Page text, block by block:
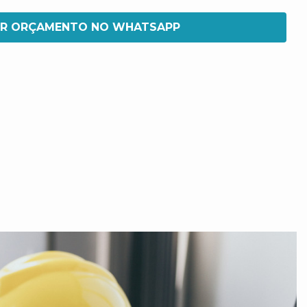
ORÇAMENTO NO WHATSAPP